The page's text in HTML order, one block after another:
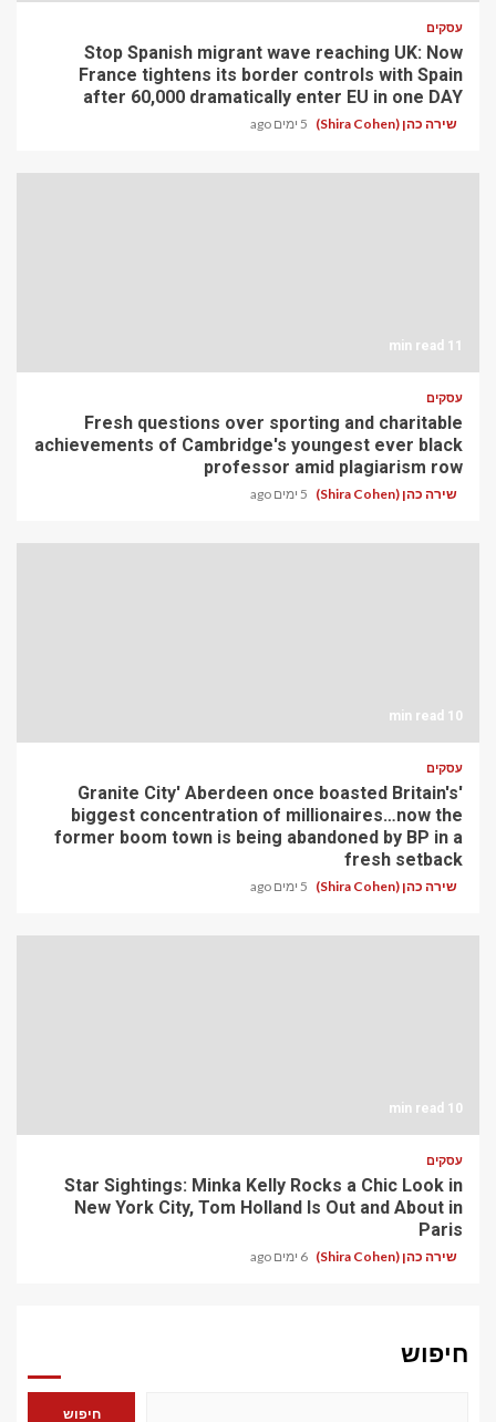
עסקים
Stop Spanish migrant wave reaching UK: Now
France tightens its border controls with Spain
after 60,000 dramatically enter EU in one DAY
שירה כהן (Shira Cohen) 5 ימים ago
11 min read
עסקים
Fresh questions over sporting and charitable
achievements of Cambridge's youngest ever black
professor amid plagiarism row
שירה כהן (Shira Cohen) 5 ימים ago
10 min read
עסקים
'Granite City' Aberdeen once boasted Britain's
biggest concentration of millionaires…now the
former boom town is being abandoned by BP in a
fresh setback
שירה כהן (Shira Cohen) 5 ימים ago
10 min read
עסקים
Star Sightings: Minka Kelly Rocks a Chic Look in
New York City, Tom Holland Is Out and About in
Paris
שירה כהן (Shira Cohen) 6 ימים ago
חיפוש
חיפוש